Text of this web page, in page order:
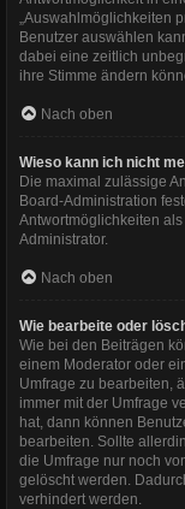
„Auswahlmöglichkeiten
Benutzer auswählen
dabei eine zeitlich
ihre Stimme ändern
Nach oben
Wieso kann ich nicht
Die maximal zulässige
Board-Administration
Antwortmöglichkeiten
Administrator.
Nach oben
Wie bearbeite oder
Wie bei den Beiträgen
einem Moderator oder
Umfrage zu bearbeiten,
immer mit der Umfrage
hat, dann können
bearbeiten. Sollte
die Umfrage nur noch
gelöscht werden.
verhindert werden.